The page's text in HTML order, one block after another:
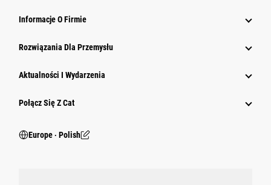
Informacje O Firmie
Rozwiązania Dla Przemysłu
Aktualności I Wydarzenia
Połącz Się Z Cat
Europe ‧ Polish